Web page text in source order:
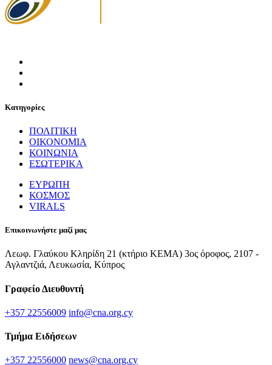
Κατηγορίες
ΠΟΛΙΤΙΚΗ
ΟΙΚΟΝΟΜΙΑ
ΚΟΙΝΩΝΙΑ
ΕΣΩΤΕΡΙΚΑ
ΕΥΡΩΠΗ
ΚΟΣΜΟΣ
VIRALS
Επικοινωνήστε μαζί μας
Λεωφ. Γλαύκου Κληρίδη 21 (κτήριο ΚΕΜΑ) 3ος όροφος, 2107 -
Αγλαντζιά, Λευκωσία, Κύπρος
Γραφείο Διευθυντή
+357 22556009 info@cna.org.cy
Τμήμα Ειδήσεων
+357 22556000 news@cna.org.cy